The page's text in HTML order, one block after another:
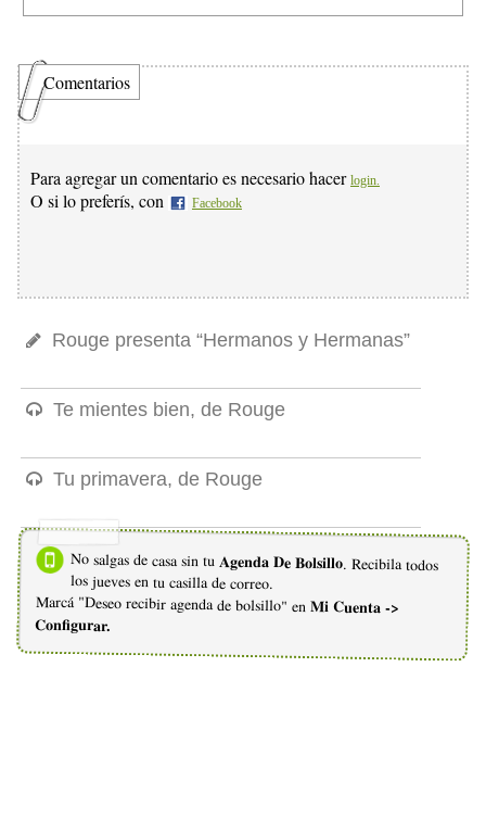
Comentarios
Para agregar un comentario es necesario hacer login.
O si lo preferís, con Facebook
Rouge presenta “Hermanos y Hermanas”
Te mientes bien, de Rouge
Tu primavera, de Rouge
No salgas de casa sin tu Agenda De Bolsillo. Recibila todos
los jueves en tu casilla de correo.
Marcá "Deseo recibir agenda de bolsillo" en Mi Cuenta ->
Configurar.